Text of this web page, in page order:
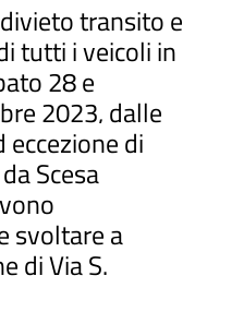
transito e
tutti i veicoli in
28 e
2023, dalle
eccezione di
Scesa
svoltare a
di Via S.